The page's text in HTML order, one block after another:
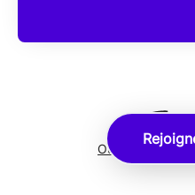
Outil de